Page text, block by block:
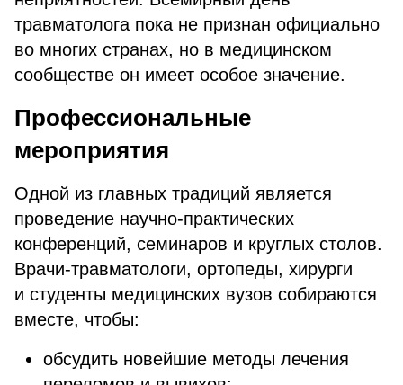
травматолога пока не признан официально
во многих странах, но в медицинском
сообществе он имеет особое значение.
Профессиональные
мероприятия
Одной из главных традиций является
проведение научно-практических
конференций, семинаров и круглых столов.
Врачи-травматологи, ортопеды, хирурги
и студенты медицинских вузов собираются
вместе, чтобы:
обсудить новейшие методы лечения